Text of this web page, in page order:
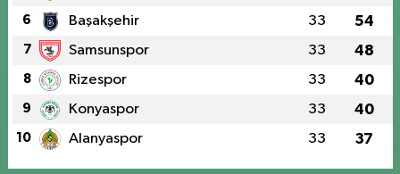
6 Başakşehir 33 54
7 Samsunspor 33 48
8 Rizespor 33 40
9 Konyaspor 33 40
10 Alanyaspor 33 37